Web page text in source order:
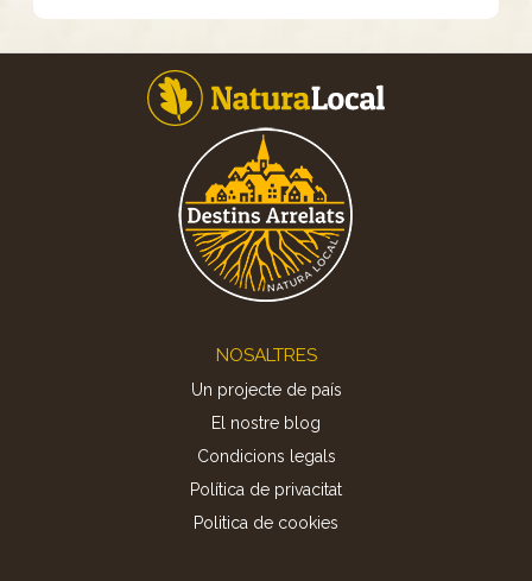
NOSALTRES
Un projecte de país
El nostre blog
Condicions legals
Política de privacitat
Politica de cookies